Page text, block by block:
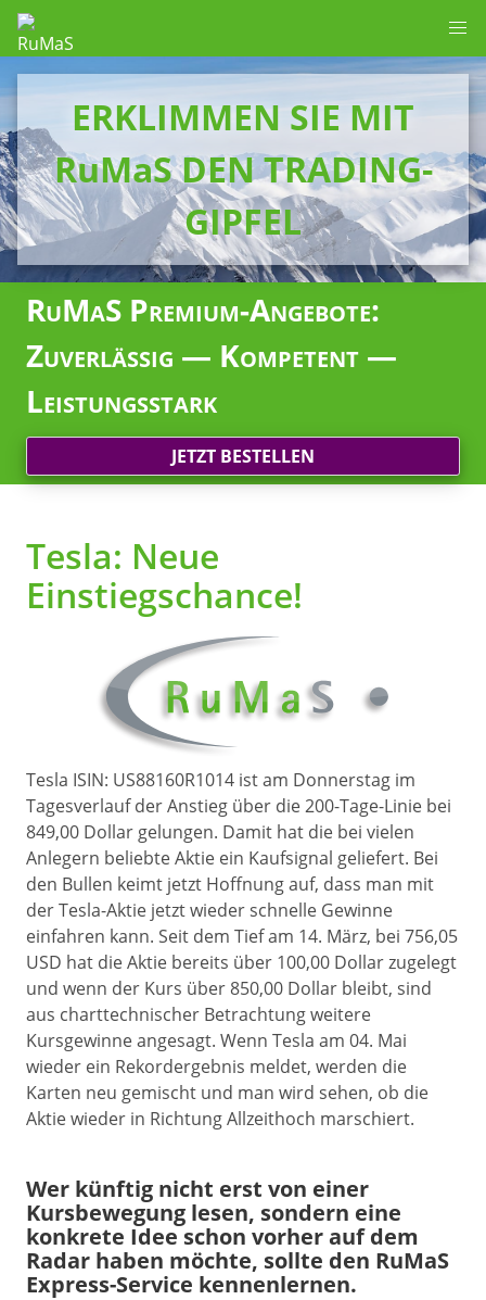
ERKLIMMEN SIE MIT
RuMaS DEN TRADING-
GIPFEL
RuMaS Premium-Angebote:
Zuverlässig — Kompetent —
Leistungsstark
JETZT BESTELLEN
Tesla: Neue
Einstiegschance!
Tesla ISIN: US88160R1014 ist am Donnerstag im
Tagesverlauf der Anstieg über die 200-Tage-Linie bei
849,00 Dollar gelungen. Damit hat die bei vielen
Anlegern beliebte Aktie ein Kaufsignal geliefert. Bei
den Bullen keimt jetzt Hoffnung auf, dass man mit
der Tesla-Aktie jetzt wieder schnelle Gewinne
einfahren kann. Seit dem Tief am 14. März, bei 756,05
USD hat die Aktie bereits über 100,00 Dollar zugelegt
und wenn der Kurs über 850,00 Dollar bleibt, sind
aus charttechnischer Betrachtung weitere
Kursgewinne angesagt. Wenn Tesla am 04. Mai
wieder ein Rekordergebnis meldet, werden die
Karten neu gemischt und man wird sehen, ob die
Aktie wieder in Richtung Allzeithoch marschiert.
Wer künftig nicht erst von einer
Kursbewegung lesen, sondern eine
konkrete Idee schon vorher auf dem
Radar haben möchte, sollte den RuMaS
Express-Service kennenlernen.